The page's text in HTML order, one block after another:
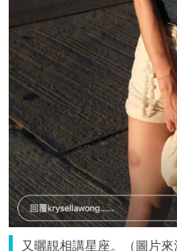
又曬靚相講星座。（圖片來